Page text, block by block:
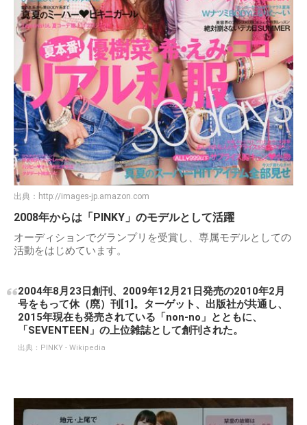
出典： http://images-jp.amazon.com
2008年からは「PINKY」のモデルとして活躍
オーディションでグランプリを受賞し、専属モデルとしての
活動をはじめています。
2004年8月23日創刊、2009年12月21日発売の2010年2月
号をもって休（廃）刊[1]。ターゲット、出版社が共通し、
2015年現在も発売されている「non-no」とともに、
「SEVENTEEN」の上位雑誌として創刊された。
出典： PINKY - Wikipedia